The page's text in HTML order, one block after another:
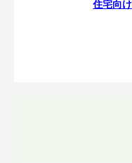
住宅向